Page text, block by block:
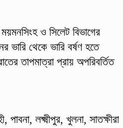
ও সিলেট বিভাগের
ভারি থেকে ভারি বর্ষণ হতে
তাপমাত্রা প্রায় অপরিবর্তিত
পাবনা, লক্ষ্মীপুর, খুলনা, সাতক্ষীরা